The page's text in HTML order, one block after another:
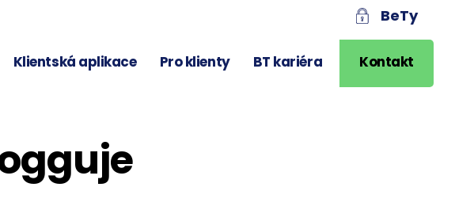
Klientská aplikace Pro klienty BT kariéra Kontakt
BeTy